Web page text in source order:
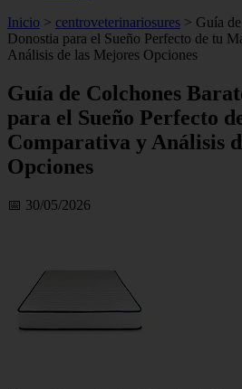
Inicio > centroveterinariosures > Guía
Donostia para el Sueño Perfecto de tu
Análisis de las Mejores Opciones
Guía de Colchones
para el Sueño Perfecto
Comparativa y Análisis
Opciones
📅 30/05/2026